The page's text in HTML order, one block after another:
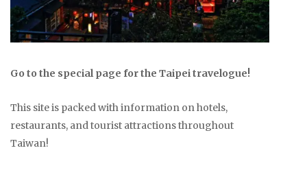
Go to the special page for the Taipei travelogue!
This site is packed with information on hotels,
restaurants, and tourist attractions throughout
Taiwan!